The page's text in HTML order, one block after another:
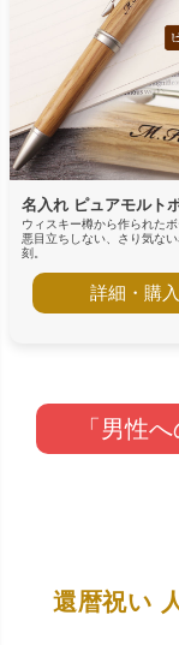
名入れ ピュアモルト
ウィスキー樽から作られたボ
悪目立ちしない、さり気な
刻。
詳細・購入
「男性
還暦祝い